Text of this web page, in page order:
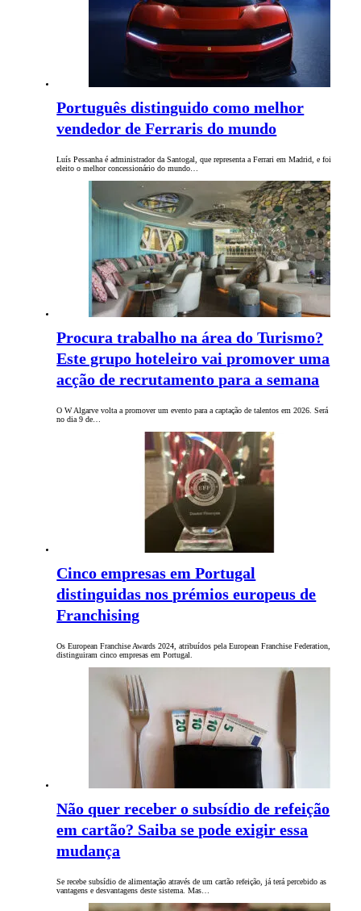
Português distinguido como melhor
vendedor de Ferraris do mundo
Luís Pessanha é administrador da Santogal, que representa a Ferrari em Madrid, e foi
eleito o melhor concessionário do mundo…
Procura trabalho na área do Turismo?
Este grupo hoteleiro vai promover uma
acção de recrutamento para a semana
O W Algarve volta a promover um evento para a captação de talentos em 2026. Será
no dia 9 de…
Cinco empresas em Portugal
distinguidas nos prémios europeus de
Franchising
Os European Franchise Awards 2024, atribuídos pela European Franchise Federation,
distinguiram cinco empresas em Portugal.
Não quer receber o subsídio de refeição
em cartão? Saiba se pode exigir essa
mudança
Se recebe subsídio de alimentação através de um cartão refeição, já terá percebido as
vantagens e desvantagens deste sistema. Mas…